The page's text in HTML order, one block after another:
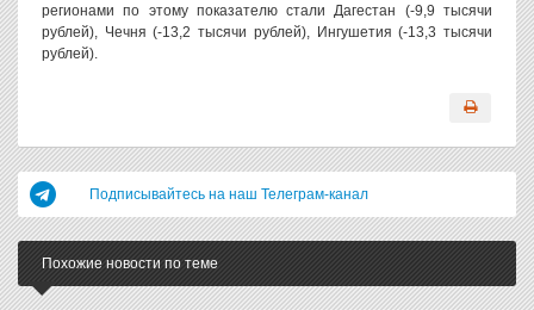
регионами по этому показателю стали Дагестан (-9,9 тысячи
рублей), Чечня (-13,2 тысячи рублей), Ингушетия (-13,3 тысячи
рублей).
Подписывайтесь на наш Телеграм-канал
Похожие новости по теме